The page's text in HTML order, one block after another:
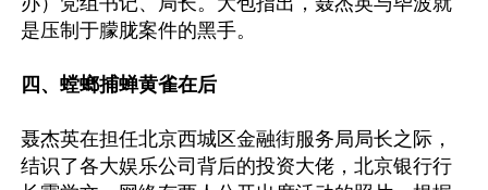
是压制于朦胧案件的黑手。
四、螳螂捕蝉黄雀在后
聂杰英在担任北京西城区金融街服务局局长之际，
结识了各大娱乐公司背后的投资大佬，北京银行行